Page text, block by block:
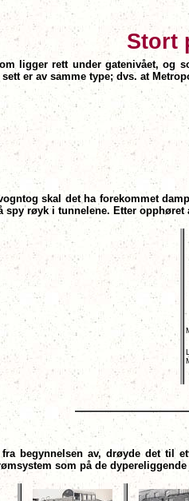
Stort
ligger rett under gatenivået,
er av samme type; dvs. at
skal det ha forekommet
røyk i tunnelene. Etter
begynnelsen av, drøyde det
som på de